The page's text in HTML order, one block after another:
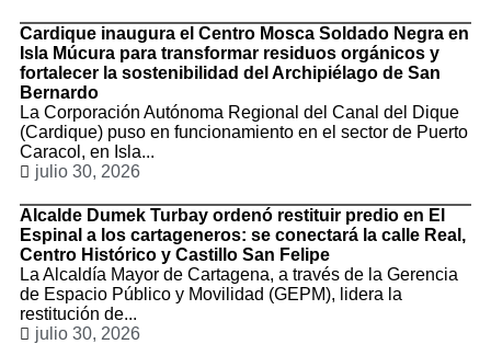
Cardique inaugura el Centro Mosca Soldado Negra en
Isla Múcura para transformar residuos orgánicos y
fortalecer la sostenibilidad del Archipiélago de San
Bernardo
La Corporación Autónoma Regional del Canal del Dique
(Cardique) puso en funcionamiento en el sector de Puerto
Caracol, en Isla...
julio 30, 2026
Alcalde Dumek Turbay ordenó restituir predio en El
Espinal a los cartageneros: se conectará la calle Real,
Centro Histórico y Castillo San Felipe
La Alcaldía Mayor de Cartagena, a través de la Gerencia
de Espacio Público y Movilidad (GEPM), lidera la
restitución de...
julio 30, 2026